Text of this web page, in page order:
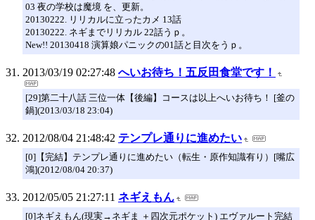
03 夜の学校は魔境 を、更新。
20130222. リリカルに立ったカメ 13話
20130222. ネギまでリリカル 22話うｐ。
New!! 20130418 演算娘パニックの01話と目次をうｐ。
2013/03/19 02:27:48 へいお待ち！五反田食堂です！
[29]第二十八話 三位一体【後編】コースは以上へいお待ち！ [釜の
鍋](2013/03/18 23:04)
2012/08/04 21:48:42 テンプレ通りに進めたい
[0]【完結】テンプレ通りに進めたい（転生・原作知識有り）[嘴広
鴻](2012/08/04 20:37)
2012/05/05 21:27:11 ネギえもん
[0]ネギえもん(現実→ネギま ＋四次元ポケット) エヴァルート完結